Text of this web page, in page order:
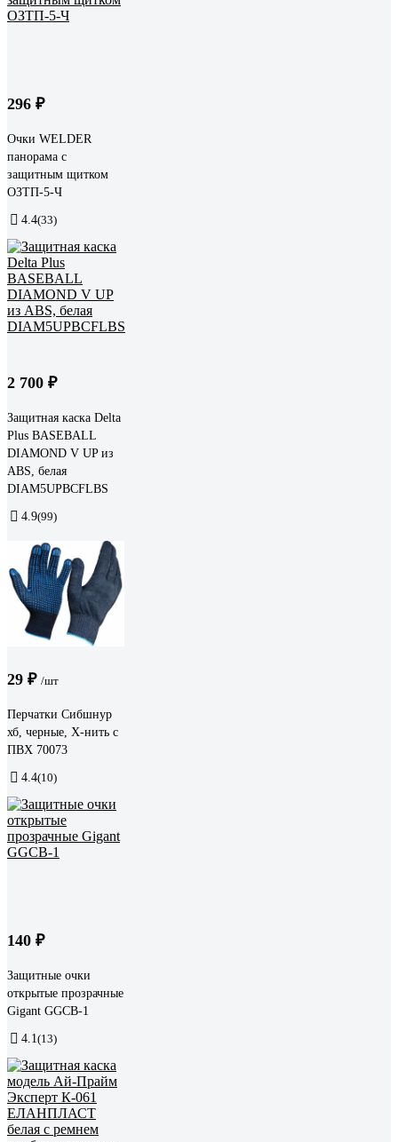
296 ₽
Очки WELDER
панорама с
защитным щитком
ОЗТП-5-Ч
4.4(33)
2 700 ₽
Защитная каска Delta
Plus BASEBALL
DIAMOND V UP из
ABS, белая
DIAM5UPBCFLBS
4.9(99)
29 ₽ /шт
Перчатки Сибшнур
хб, черные, Х-нить с
ПВХ 70073
4.4(10)
140 ₽
Защитные очки
открытые прозрачные
Gigant GGСB-1
4.1 (13)